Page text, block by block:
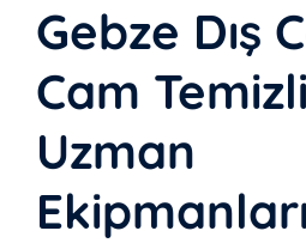
Gebze Dış
Cam
Uzman